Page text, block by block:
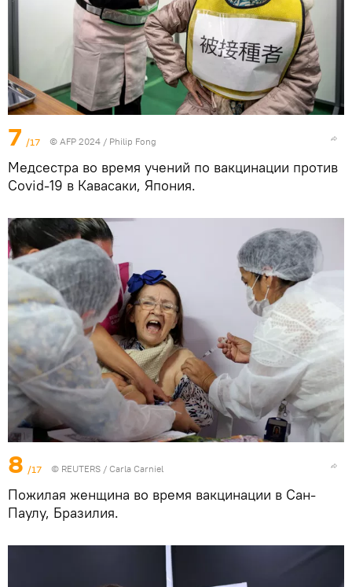
7 /17 © AFP 2024 / Philip Fong
Медсестра во время учений по вакцинации против
Covid-19 в Кавасаки, Япония.
8 /17 © REUTERS / Carla Carniel
Пожилая женщина во время вакцинации в Сан-
Паулу, Бразилия.